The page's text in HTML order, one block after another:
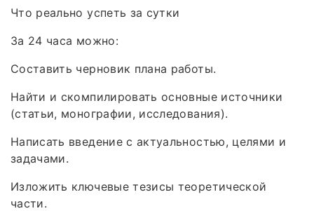
Что реально успеть за сутки
За 24 часа можно:
Составить черновик плана работы.
Найти и скомпилировать основные источники
(статьи, монографии, исследования).
Написать введение с актуальностью, целями и
задачами.
Изложить ключевые тезисы теоретической
части.